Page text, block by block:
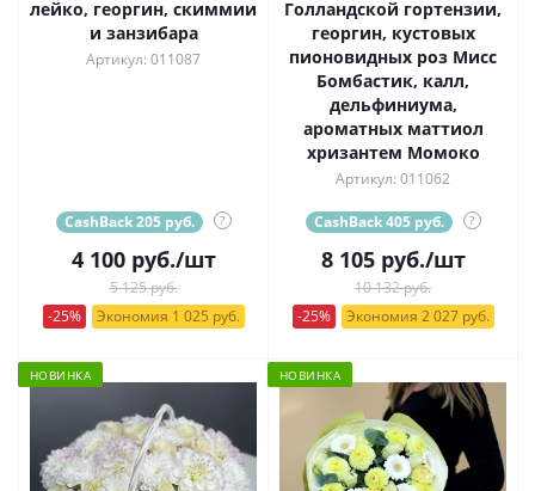
лейко, георгин, скиммии
и занзибара
Артикул: 011087
CashBack 205 руб. ?
4 100руб./шт
5 125 руб.
-25%
Экономия 1 025 руб.
Голландской гортензии,
георгин, кустовых
пионовидных роз Мисс
Бомбастик, калл,
дельфиниума,
ароматных маттиол
хризантем Момоко
Артикул: 011062
CashBack 405 руб. ?
8 105руб./шт
10 132 руб.
-25%
Экономия 2 027 руб.
НОВИНКА НОВИНКА